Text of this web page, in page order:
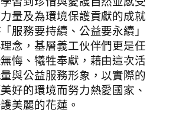
量及為環境保護貢獻的成就
服務要持續、公益要永續」
念，基層義工伙伴們更是任
悔、犧牲奉獻，藉由這次活
與公益服務形象，以實際的
好的環境而努力熱愛國家、
美麗的花蓮。